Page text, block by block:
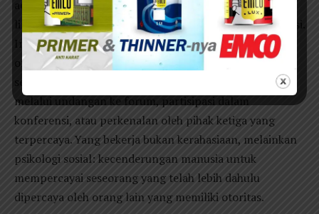
access operation—operasi untuk memperoleh akses ke
lingkar kekuasaan—dibedakan secara tegas dari infiltrasi.
Infiltrasi melibatkan penyusupan rahasia ke dalam
organisasi atau institusi. Sebaliknya, access operation
melalui undangan ke forum, partisipasi dalam
konferensi, atau perkenalan oleh pihak ketiga yang
terpercaya. Yang bekerja bukan kerahasiaan, melainkan
psikologi sosial: kecenderungan manusia untuk
mempercayai seseorang yang telah lebih dahulu
dipercaya oleh orang lain yang memiliki otoritas.